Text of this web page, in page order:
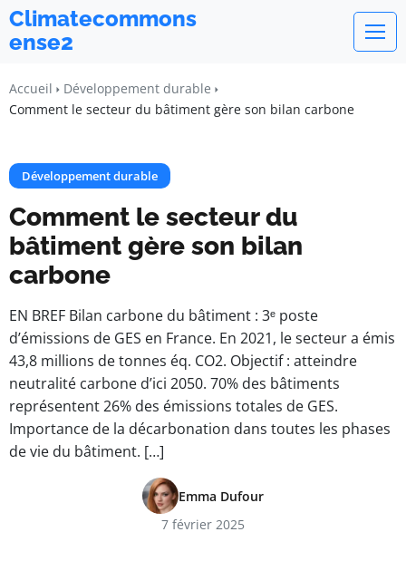
Climatecommons
ense2
Accueil
Développement durable
Comment le secteur du bâtiment gère son bilan carbone
Développement durable
Comment le secteur du
bâtiment gère son bilan
carbone
EN BREF Bilan carbone du bâtiment : 3ᵉ poste
d’émissions de GES en France. En 2021, le secteur a émis
43,8 millions de tonnes éq. CO2. Objectif : atteindre
neutralité carbone d’ici 2050. 70% des bâtiments
représentent 26% des émissions totales de GES.
Importance de la décarbonation dans toutes les phases
de vie du bâtiment. […]
Emma Dufour
7 février 2025